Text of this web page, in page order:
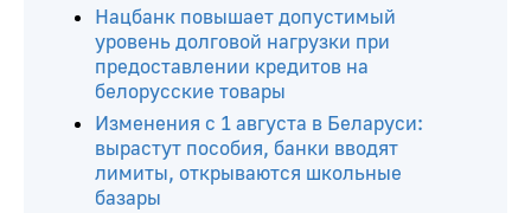
Нацбанк повышает допустимый
уровень долговой нагрузки при
предоставлении кредитов на
белорусские товары
Изменения с 1 августа в Беларуси:
вырастут пособия, банки вводят
лимиты, открываются школьные
базары